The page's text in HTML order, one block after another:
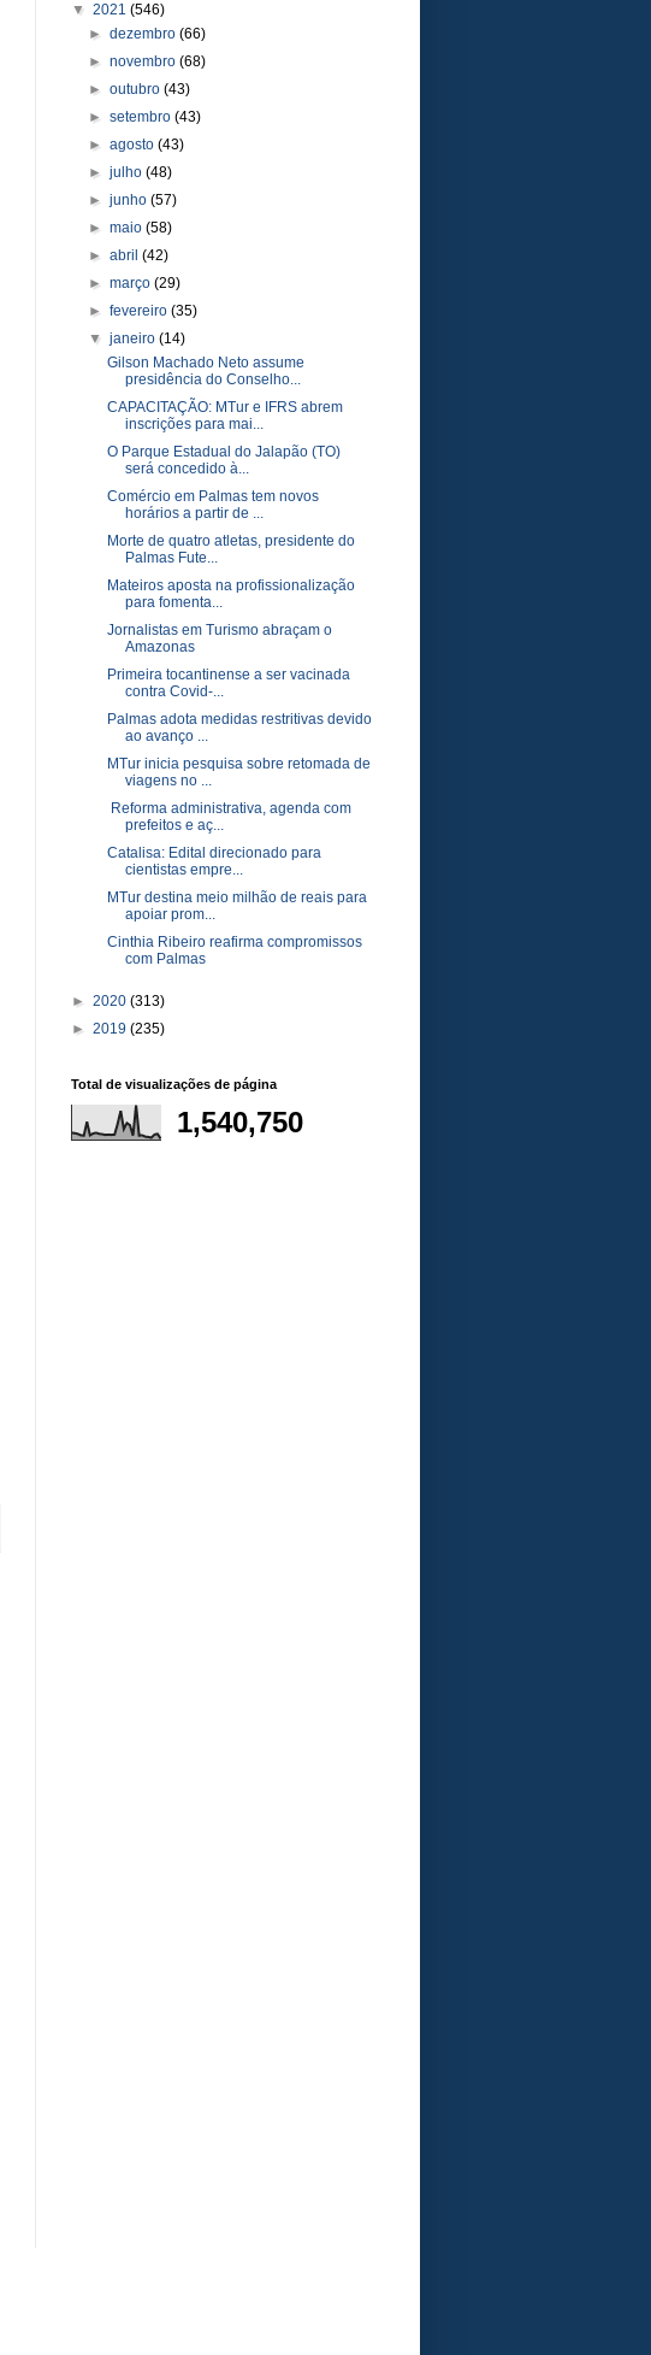
▼ 2021 (546)
►dezembro(66)
►novembro(68)
►outubro(43)
►setembro(43)
►agosto(43)
►julho(48)
►junho(57)
►maio(58)
►abril(42)
►março(29)
►fevereiro(35)
▼janeiro(14)
Gilson Machado Neto assume
presidência do Conselho...
CAPACITAÇÃO: MTur e IFRS abrem
inscrições para mai...
O Parque Estadual do Jalapão (TO)
será concedido à...
Comércio em Palmas tem novos
horários a partir de ...
Morte de quatro atletas, presidente do
Palmas Fute...
Mateiros aposta na profissionalização
para fomenta...
Jornalistas em Turismo abraçam o
Amazonas
Primeira tocantinense a ser vacinada
contra Covid-...
Palmas adota medidas restritivas devido
ao avanço ...
MTur inicia pesquisa sobre retomada de
viagens no ...
Reforma administrativa, agenda com
prefeitos e aç...
Catalisa: Edital direcionado para
cientistas empre...
MTur destina meio milhão de reais para
apoiar prom...
Cinthia Ribeiro reafirma compromissos
com Palmas
► 2020 (313)
► 2019 (235)
Total de visualizações de página
1,540,750